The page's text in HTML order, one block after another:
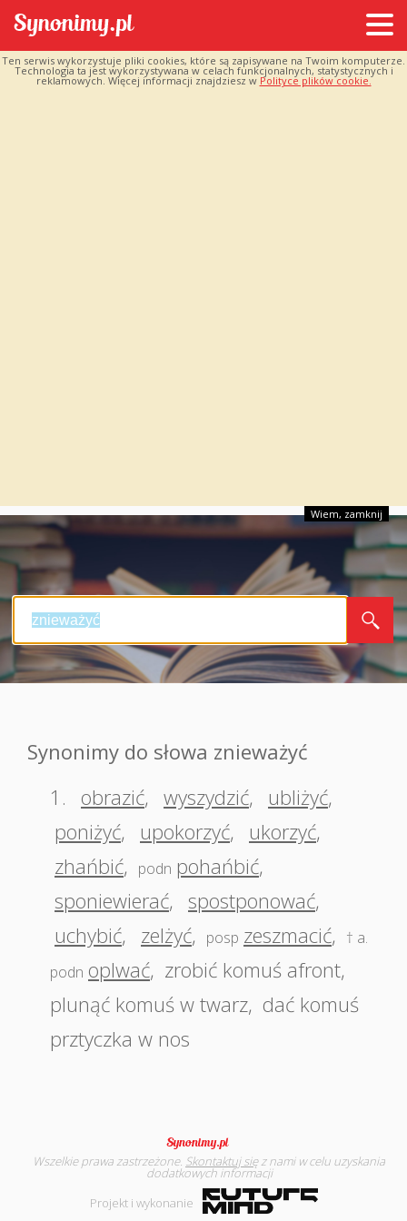
Ten serwis wykorzystuje pliki cookies, które są zapisywane na Twoim komputerze.
Technologia ta jest wykorzystywana w celach funkcjonalnych, statystycznych i
reklamowych. Więcej informacji znajdziesz w Polityce plików cookie.
Wiem, zamknij
Synonimy do słowa znieważyć
1.
obrazić, wyszydzić, ubliżyć,
poniżyć, upokorzyć, ukorzyć,
zhańbić, podn pohańbić,
sponiewierać, spostponować,
uchybić, zelżyć, posp zeszmacić,
† a.
podn oplwać, zrobić komuś afront,
plunąć komuś w twarz, dać komuś
prztyczka w nos
Wszelkie prawa zastrzeżone. Skontaktuj sięz nami w celu uzyskania
dodatkowych informacji
Projekt i wykonanie